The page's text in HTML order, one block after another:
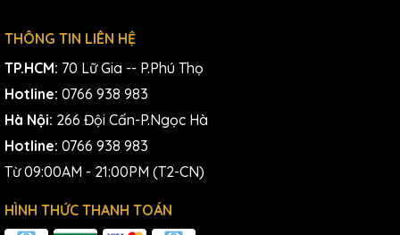
THÔNG TIN LIÊN HỆ
TP.HCM: 70 Lữ Gia -- P.Phú Thọ
Hotline: 0766 938 983
Hà Nội: 266 Đội Cấn-P.Ngọc Hà
Hotline: 0766 938 983
Từ 09:00AM - 21:00PM (T2-CN)
HÌNH THỨC THANH TOÁN